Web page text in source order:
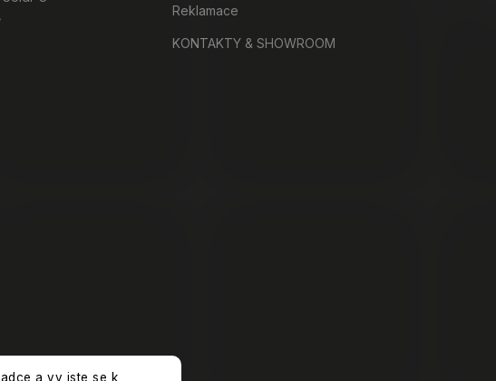
a vy jste se k
Reklamace
KONTAKTY & SHOWROOM